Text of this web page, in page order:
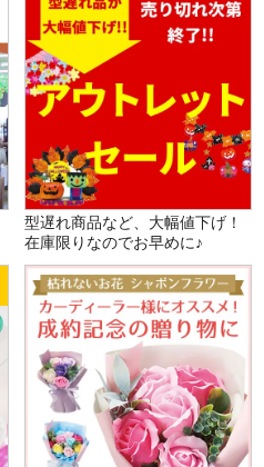
型遅れ商品など、大幅値下げ！
在庫限りなのでお早めに♪